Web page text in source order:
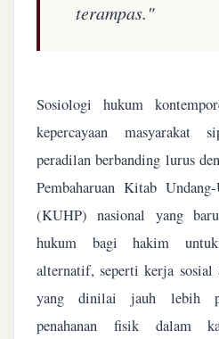
terampas."
Sosiologi hukum
kepercayaan masyarakat
peradilan berbanding lurus
Pembaharuan Kitab
(KUHP) nasional yang
hukum bagi hakim untuk
alternatif, seperti kerja sosial
yang dinilai jauh lebih
penahanan fisik dalam